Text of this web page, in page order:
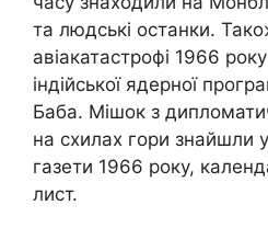
та людські останки.
авіакатастрофі 1966
індійської ядерної
Баба. Мішок з
на схилах гори знайшли
газети 1966 року,
лист.